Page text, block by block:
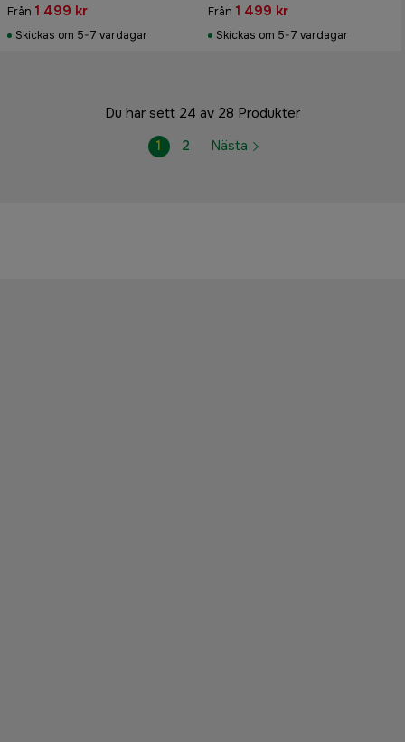
Från 1 499 kr
Skickas om 5-7 vardagar
Från 1 499 kr
Skickas om 5-7 vardagar
Du har sett 24 av 28 Produkter
1
2 Nästa